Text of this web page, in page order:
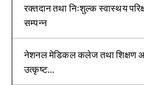
रक्तदान तथा निःशुल्क स्वास्थय
सम्पन्न
नेशनल मेडिकल कलेज तथा शिक्षण
उत्कृष्ट...